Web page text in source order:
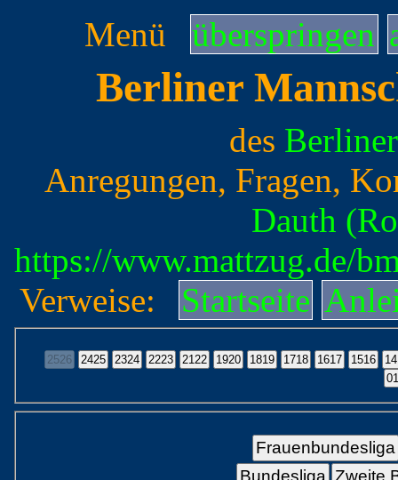
Menü überspringen
Berliner
des
Anregungen, Fragen,
Dauth
https://www.mattzug.de/
Verweise:
Startseite
Frauenbundesliga
Bundesliga Zweite